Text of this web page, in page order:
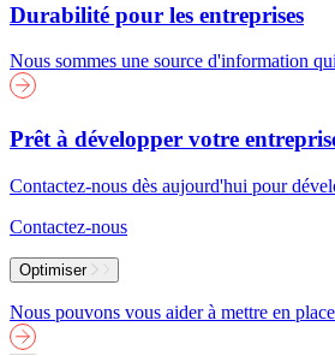
Durabilité pour les entreprises
Nous sommes une source d'information
Prêt à développer votre
Contactez-nous dès aujourd'hui pour
Contactez-nous
Optimiser
Nous pouvons vous aider à mettre en